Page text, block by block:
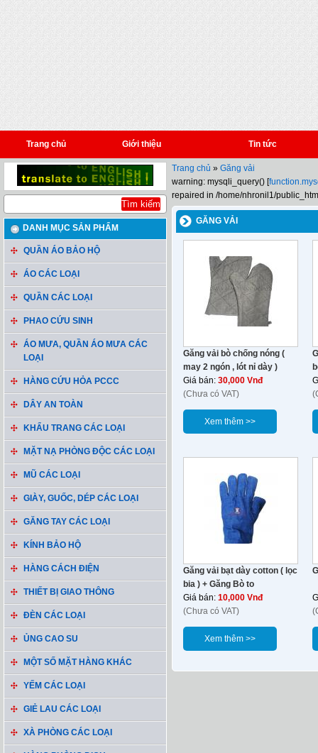
Trang chủ Giới thiệu Tin tức
DANH MỤC SẢN PHẨM
QUẦN ÁO BẢO HỘ
ÁO CÁC LOẠI
QUẦN CÁC LOẠI
PHAO CỨU SINH
ÁO MƯA, QUẦN ÁO MƯA CÁC
LOẠI
HÀNG CỨU HỎA PCCC
DÂY AN TOÀN
KHẨU TRANG CÁC LOẠI
MẶT NẠ PHÒNG ĐỘC CÁC LOẠI
MŨ CÁC LOẠI
GIÀY, GUỐC, DÉP CÁC LOẠI
GĂNG TAY CÁC LOẠI
KÍNH BẢO HỘ
HÀNG CÁCH ĐIỆN
THIẾT BỊ GIAO THÔNG
ĐÈN CÁC LOẠI
ỦNG CAO SU
MỘT SỐ MẶT HÀNG KHÁC
YẾM CÁC LOẠI
GIẺ LAU CÁC LOẠI
XÀ PHÒNG CÁC LOẠI
Trang chủ » Găng vải
warning: mysqli_query() [
repaired in /home/nhronil1/
GĂNG VẢI
Găng vải bò chống nóng (
may 2 ngón , lót nỉ dày )
Giá bán: 30,000 Vnđ
(Chưa có VAT)
Xem thêm >>
Găng vải bạt dày cotton ( lọc
bia ) + Găng Bò to
Giá bán: 10,000 Vnđ
(Chưa có VAT)
Xem thêm >>